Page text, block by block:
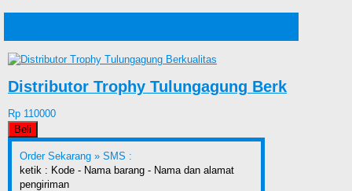
Distributor Trophy Tulungagung Berk
Rp 110000
Beli
Order Sekarang » SMS :
ketik : Kode - Nama barang - Nama dan alamat
pengiriman